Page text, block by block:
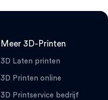
Meer 3D-Printen
3D Laten printen
3D Printen online
3D Printservice bedrijf